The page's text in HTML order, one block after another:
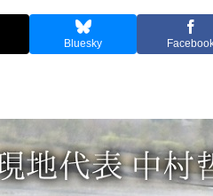
Bluesky